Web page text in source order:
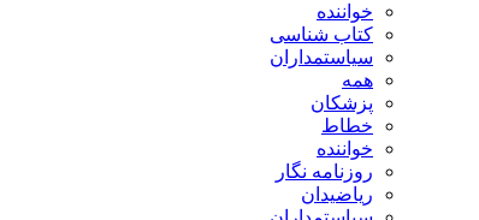
خواننده
کتاب شناسی
سیاستمداران
همه
پزشکان
خطاط
خواننده
روزنامه نگار
ریاضیدان